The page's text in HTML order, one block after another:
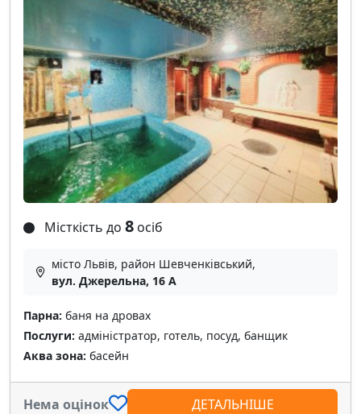
Місткість до 8 осіб
місто Львів, район Шевченківський,
вул. Джерельна, 16 А
Парна: баня на дровах
Послуги: адміністратор, готель, посуд, банщик
Аква зона: басейн
Нема оцінок ДЕТАЛЬНІШЕ